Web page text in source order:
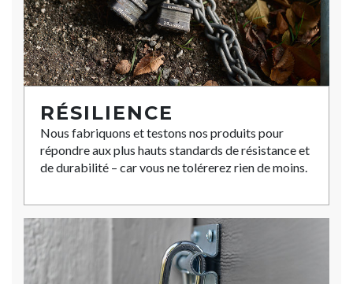
RÉSILIENCE
Nous fabriquons et testons nos produits pour
répondre aux plus hauts standards de résistance et
de durabilité – car vous ne tolérerez rien de moins.